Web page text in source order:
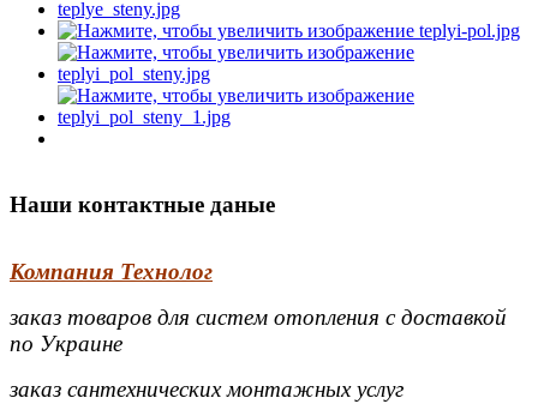
Наши контактные даные
Компания Технолог
заказ товаров для систем отопления с доставкой
по Украине
заказ сантехнических монтажных услуг